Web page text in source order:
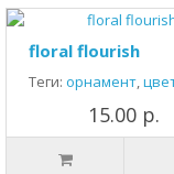
floral flourish
Теги: орнамент,
15.00 р.